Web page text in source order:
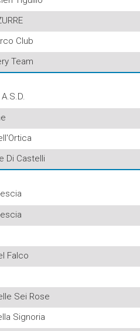
Club
Team
Di Castelli
Falco
Sei Rose
Signoria